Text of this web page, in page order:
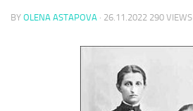
BY OLENA ASTAPOVA · 26.11.2022 290 VIEWS